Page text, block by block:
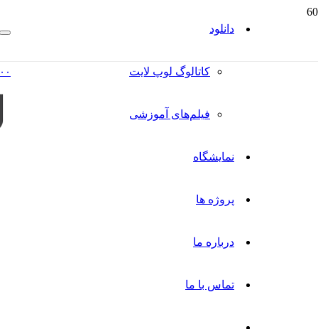
دانلود
کاتالوگ‌ لوپ لایت
فیلم‌های آموزشی
نمایشگاه
پروژه ها
درباره ما
تماس با ما